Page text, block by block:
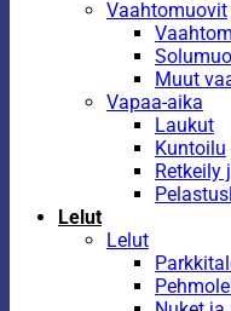
Vaahtomuovit
Muut
Vapaa-aika
Laukut
Kuntoilu
Retkeily
Lelut
Lelut